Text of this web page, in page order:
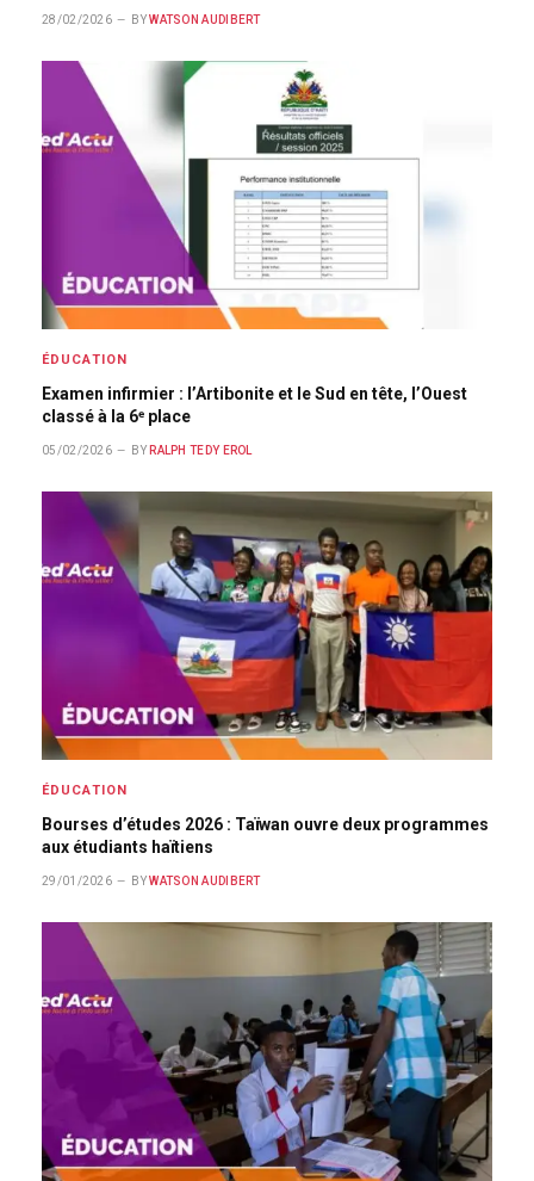
28/02/2026 BY WATSON AUDIBERT
ÉDUCATION
Examen infirmier : l’Artibonite et le Sud en tête, l’Ouest
classé à la 6ᵉ place
05/02/2026 BY RALPH TEDY EROL
ÉDUCATION
Bourses d’études 2026 : Taïwan ouvre deux programmes
aux étudiants haïtiens
29/01/2026 BY WATSON AUDIBERT